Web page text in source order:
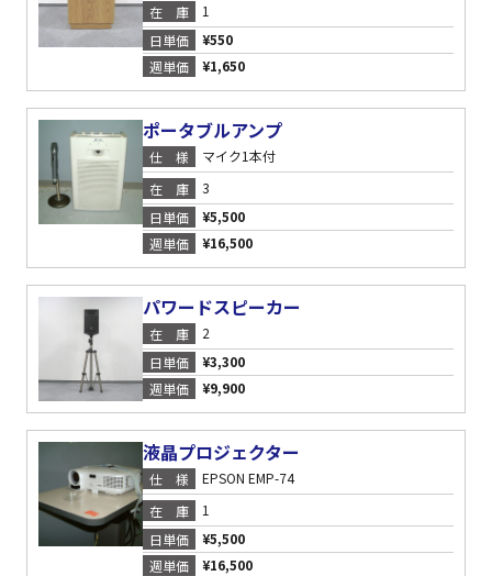
在庫
1
日単価
¥550
週単価
¥1,650
ポータブルアンプ
仕様
マイク1本付
在庫
3
日単価
¥5,500
週単価
¥16,500
パワードスピーカー
在庫
2
日単価
¥3,300
週単価
¥9,900
液晶プロジェクター
仕様
EPSON EMP-74
在庫
1
日単価
¥5,500
週単価
¥16,500